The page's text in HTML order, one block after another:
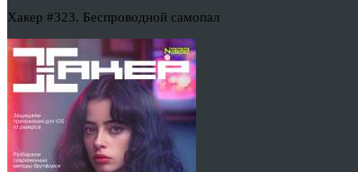
Хакер #323. Беспроводной самопал